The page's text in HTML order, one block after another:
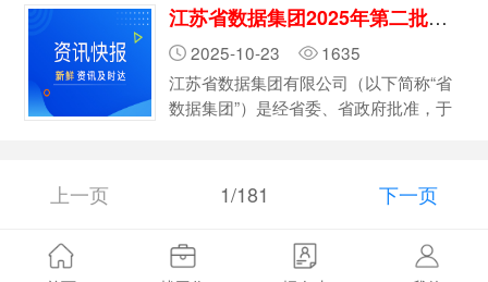
公告如下 岗位职责 负责实验动物中心的
日常运营协调，确保设施高效运转；统筹
动物饲料、药品等物资的采购、储存及分
发；管理实验耗材库存，确保供应及时、
充足；建立并维护动物中心的管理档案，
江苏省数据集团2025年第二批招聘公告
2025-10-23
1635
江苏省数据集团有限公司（以下简称“省
数据集团”）是经省委、省政府批准，于
素整合的重要平台、公共数据授权运营主
体、重要行业数据运营可靠第三方以及省
委、省政府部署要求，以公共数据资源为
上一页 1/181 下一页